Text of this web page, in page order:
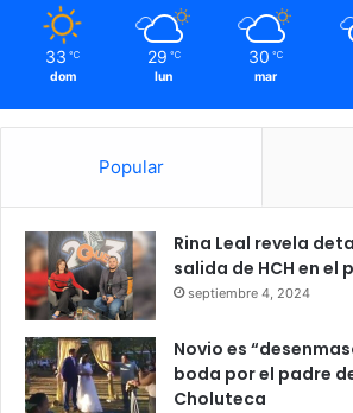
33 ℃
dom
29 ℃
lun
30 ℃
mar
Popular
Rina Leal revela
salida de HCH en el
septiembre 4, 2024
Novio es
boda por el padre
Choluteca